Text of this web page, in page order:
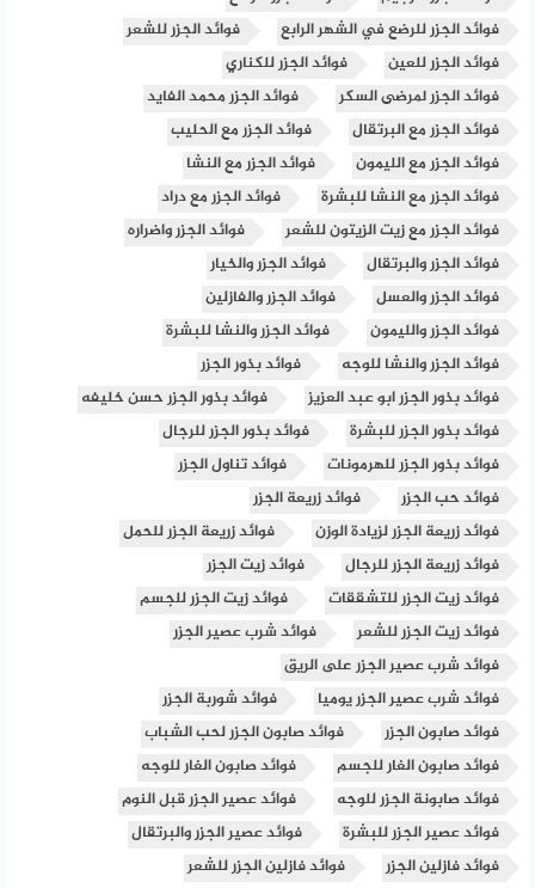
فوائد الجزر للرضع في الشهر الرابع
فوائد الجزر للشعر
فوائد الجزر للعين
فوائد الجزر للكناري
فوائد الجزر لمرضى السكر
فوائد الجزر محمد الفايد
فوائد الجزر مع البرتقال
فوائد الجزر مع الحليب
فوائد الجزر مع الليمون
فوائد الجزر مع النشا
فوائد الجزر مع النشا للبشرة
فوائد الجزر مع دراد
فوائد الجزر مع زيت الزيتون للشعر
فوائد الجزر واضراره
فوائد الجزر والبرتقال
فوائد الجزر والخيار
فوائد الجزر والعسل
فوائد الجزر والفازلين
فوائد الجزر والليمون
فوائد الجزر والنشا للبشرة
فوائد الجزر والنشا للوجه
فوائد بذور الجزر
فوائد بذور الجزر ابو عبد العزيز
فوائد بذور الجزر حسن خليفه
فوائد بذور الجزر للبشرة
فوائد بذور الجزر للرجال
فوائد بذور الجزر للهرمونات
فوائد تناول الجزر
فوائد حب الجزر
فوائد زريعة الجزر
فوائد زريعة الجزر لزيادة الوزن
فوائد زريعة الجزر للحمل
فوائد زريعة الجزر للرجال
فوائد زيت الجزر
فوائد زيت الجزر للتشققات
فوائد زيت الجزر للجسم
فوائد زيت الجزر للشعر
فوائد شرب عصير الجزر
فوائد شرب عصير الجزر على الريق
فوائد شرب عصير الجزر يوميا
فوائد شوربة الجزر
فوائد صابون الجزر
فوائد صابون الجزر لحب الشباب
فوائد صابون الغار للجسم
فوائد صابون الغار للوجه
فوائد صابونة الجزر للوجه
فوائد عصير الجزر قبل النوم
فوائد عصير الجزر للبشرة
فوائد عصير الجزر والبرتقال
فوائد فازلين الجزر
فوائد فازلين الجزر للشعر